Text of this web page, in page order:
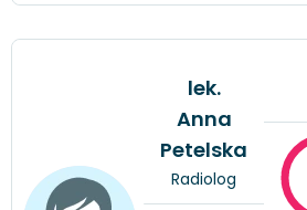
lek.
Anna
Petelska
Radiolog